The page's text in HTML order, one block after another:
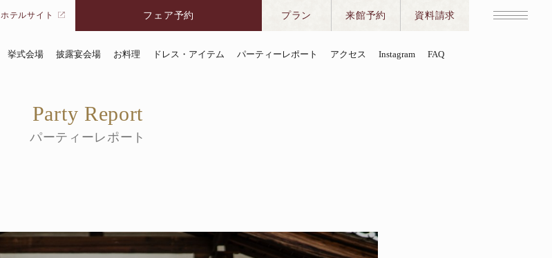
ホテルサイト フェア予約 プラン 来館予約 資料請求
挙式会場 披露宴会場 お料理 ドレス・アイテム パーティーレポート アクセス Instagram FAQ
パーティーレポート
Party Report